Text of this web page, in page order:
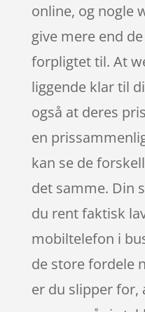
online, og nogle
give mere end
forpligtet til. At
liggende klar til
også at deres
en
kan se de
det samme. Din
du rent faktisk
mobiltelefon i
de store fordele
er du slipper